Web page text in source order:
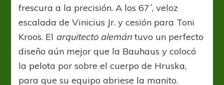
frescura a la precisión. A los 67´, veloz
escalada de Vinicius Jr. y cesión para Toni
Kroos. El arquitecto alemán tuvo un perfecto
diseño aún mejor que la Bauhaus y colocó
la pelota por sobre el cuerpo de Hruska,
para que su equipo abriese la manito.